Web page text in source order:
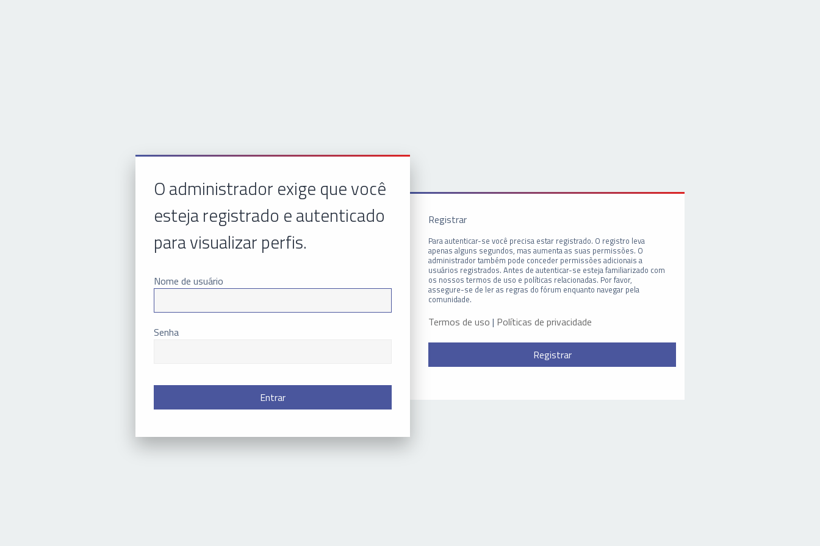
O administrador exige que você
esteja registrado e autenticado
para visualizar perfis.
Nome de usuário
Senha
Registrar
Para autenticar-se você precisa estar registrado. O registro leva
apenas alguns segundos, mas aumenta as suas permissões. O
administrador também pode conceder permissões adicionais a
usuários registrados. Antes de autenticar-se esteja familiarizado com
os nossos termos de uso e políticas relacionadas. Por favor,
assegure-se de ler as regras do fórum enquanto navegar pela
comunidade.
Termos de uso | Políticas de privacidade
Registrar